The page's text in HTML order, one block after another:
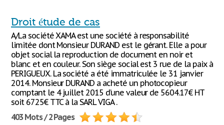
Droit étude de cas
A/La société XAMA est une société à responsabilité
limitée dont Monsieur DURAND est le gérant. Elle a pour
objet social la reproduction de document en noir et
blanc et en couleur. Son siège social est 3 rue de la paix à
PERIGUEUX. La société a été immatriculée le 31 janvier
2014. Monsieur DURAND a acheté un photocopieur
comptant le 4 juillet 2015 d’une valeur de 5604.17€ HT
soit 6725€ TTC à la SARL VIGA .
403 Mots / 2 Pages